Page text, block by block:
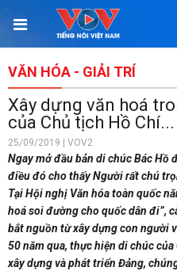
VĂN HÓA - GIẢI TRÍ
Xây dựng văn hoá
của Chủ tịch Hồ Chí...
25/09/2019 | VOV2
Ngay mở đầu bản di chúc Bác Hồ
điều đó cho thấy Người rất chú
Tại Hội nghị Văn hóa toàn quốc
hoá soi đường cho quốc dân đi”,
bắt nguồn từ xây dựng con người
50 năm qua, thực hiện di chúc
xây dựng và phát triển Đảng,